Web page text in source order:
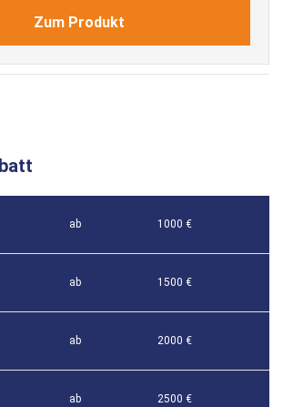
Zum Produkt
ab 1000 €
ab 1500 €
ab 2000 €
ab 2500 €